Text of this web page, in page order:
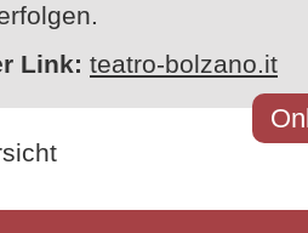
Link: teatro-bolzano.it